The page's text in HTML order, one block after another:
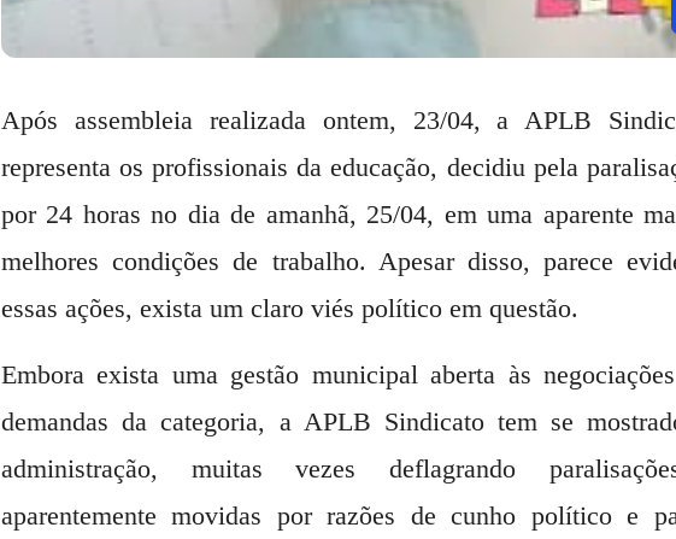
Após assembleia realizada ontem, 23/04, a APLB
representa os profissionais da educação, decidiu pela
por 24 horas no dia de amanhã, 25/04, em uma aparente
melhores condições de trabalho. Apesar disso, parece
essas ações, exista um claro viés político em questão.
Embora exista uma gestão municipal aberta às
demandas da categoria, a APLB Sindicato tem se
administração, muitas vezes deflagrando
aparentemente movidas por razões de cunho político e